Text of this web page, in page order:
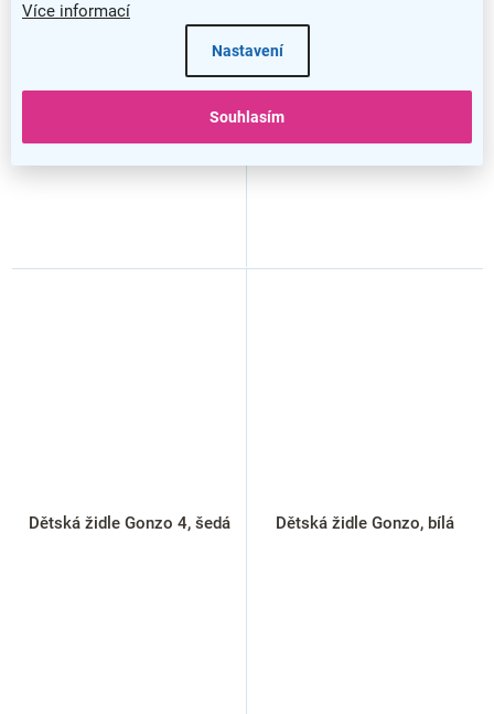
Více informací
Nastavení
Souhlasím
Dětská židle Gonzo 4, šedá Dětská židle Gonzo, bílá